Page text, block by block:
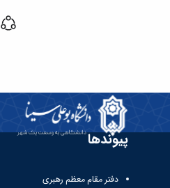
پیوندها
دفتر مقام معظم رهبری